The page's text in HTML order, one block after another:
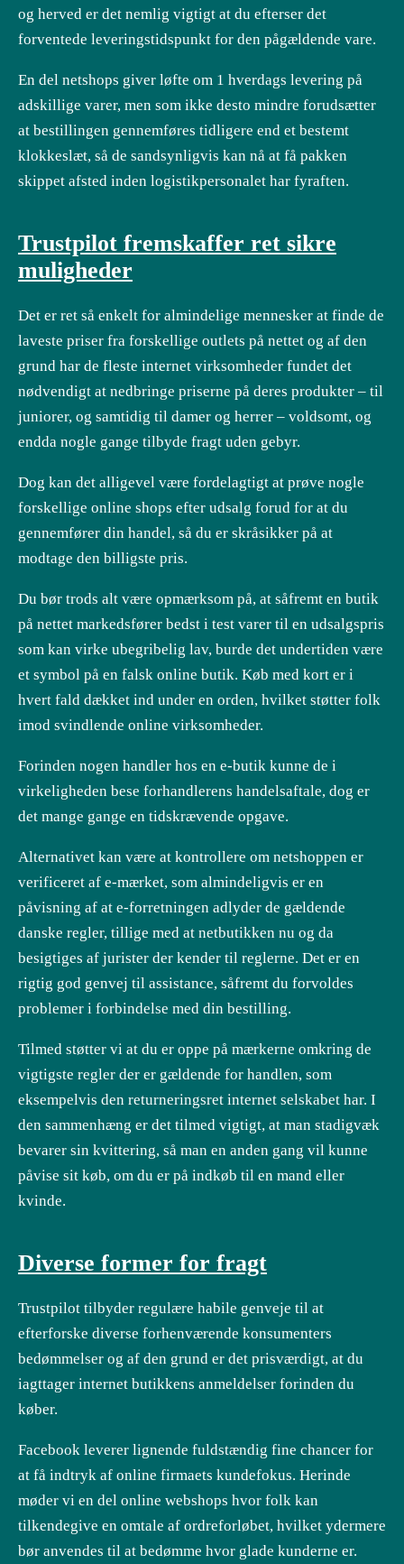
og herved er det nemlig vigtigt at du efterser det
forventede leveringstidspunkt for den pågældende vare.
En del netshops giver løfte om 1 hverdags levering på
adskillige varer, men som ikke desto mindre forudsætter
at bestillingen gennemføres tidligere end et bestemt
klokkeslæt, så de sandsynligvis kan nå at få pakken
skippet afsted inden logistikpersonalet har fyraften.
Trustpilot fremskaffer ret sikre
muligheder
Det er ret så enkelt for almindelige mennesker at finde de
laveste priser fra forskellige outlets på nettet og af den
grund har de fleste internet virksomheder fundet det
nødvendigt at nedbringe priserne på deres produkter – til
juniorer, og samtidig til damer og herrer – voldsomt, og
endda nogle gange tilbyde fragt uden gebyr.
Dog kan det alligevel være fordelagtigt at prøve nogle
forskellige online shops efter udsalg forud for at du
gennemfører din handel, så du er skråsikker på at
modtage den billigste pris.
Du bør trods alt være opmærksom på, at såfremt en butik
på nettet markedsfører bedst i test varer til en udsalgspris
som kan virke ubegribelig lav, burde det undertiden være
et symbol på en falsk online butik. Køb med kort er i
hvert fald dækket ind under en orden, hvilket støtter folk
imod svindlende online virksomheder.
Forinden nogen handler hos en e-butik kunne de i
virkeligheden bese forhandlerens handelsaftale, dog er
det mange gange en tidskrævende opgave.
Alternativet kan være at kontrollere om netshoppen er
verificeret af e-mærket, som almindeligvis er en
påvisning af at e-forretningen adlyder de gældende
danske regler, tillige med at netbutikken nu og da
besigtiges af jurister der kender til reglerne. Det er en
rigtig god genvej til assistance, såfremt du forvoldes
problemer i forbindelse med din bestilling.
Tilmed støtter vi at du er oppe på mærkerne omkring de
vigtigste regler der er gældende for handlen, som
eksempelvis den returneringsret internet selskabet har. I
den sammenhæng er det tilmed vigtigt, at man stadigvæk
bevarer sin kvittering, så man en anden gang vil kunne
påvise sit køb, om du er på indkøb til en mand eller
kvinde.
Diverse former for fragt
Trustpilot tilbyder regulære habile genveje til at
efterforske diverse forhenværende konsumenters
bedømmelser og af den grund er det prisværdigt, at du
iagttager internet butikkens anmeldelser forinden du
køber.
Facebook leverer lignende fuldstændig fine chancer for
at få indtryk af online firmaets kundefokus. Herinde
møder vi en del online webshops hvor folk kan
tilkendegive en omtale af ordreforløbet, hvilket ydermere
bør anvendes til at bedømme hvor glade kunderne er.